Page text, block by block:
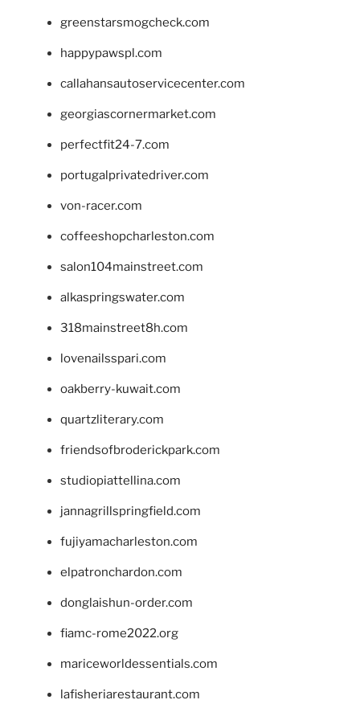
greenstarsmogcheck.com
happypawspl.com
callahansautoservicecenter.com
georgiascornermarket.com
perfectfit24-7.com
portugalprivatedriver.com
von-racer.com
coffeeshopcharleston.com
salon104mainstreet.com
alkaspringswater.com
318mainstreet8h.com
lovenailsspari.com
oakberry-kuwait.com
quartzliterary.com
friendsofbroderickpark.com
studiopiattellina.com
jannagrillspringfield.com
fujiyamacharleston.com
elpatronchardon.com
donglaishun-order.com
fiamc-rome2022.org
mariceworldessentials.com
lafisheriarestaurant.com